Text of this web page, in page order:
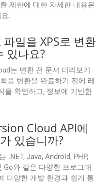
제한에 대한 자세한 내용은
.
일을 XPS로 변환
있나요?
는 변환 전 문서 미리보기
종 변환을 완료하기 전에 레
을 확인하고, 정보에 기반한
Cloud API에
있습니까?
.NET, Java, Android, PHP,
Go와 같은 다양한 프로그래
다양한 개발 환경과 쉽게 통